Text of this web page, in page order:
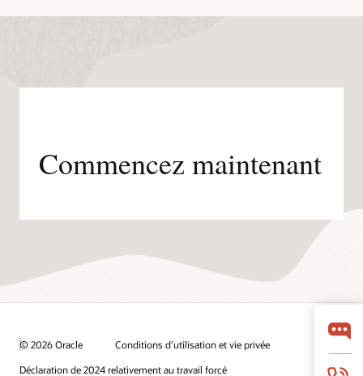
Commencez maintenant
© 2026 Oracle
Conditions d’utilisation et vie privée
Déclaration de 2024 relativement au travail forcé